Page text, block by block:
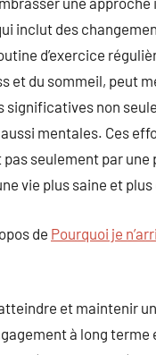
inclut des
d’exercice
et du sommeil, peut
significatives non
mentales. Ces
seulement par une
vie plus saine et
de Pourquoi je
et maintenir
à long terme